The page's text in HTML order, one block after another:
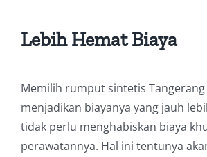
Lebih Hemat Biaya
Memilih rumput sintetis Tangerang
menjadikan biayanya yang jauh
tidak perlu menghabiskan biaya
perawatannya. Hal ini tentunya